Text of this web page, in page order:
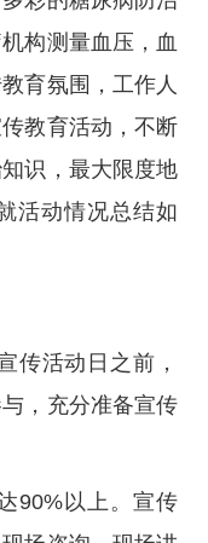
构测量血压，血
育氛围，工作人
教育活动，不断
识，最大限度地
活动情况总结如
传活动日之前，
，充分准备宣传
90%以上。宣传